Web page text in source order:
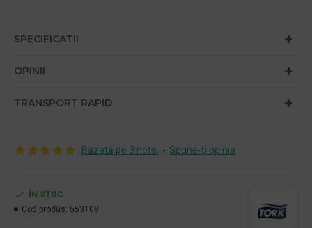
SPECIFICATII
OPINII
TRANSPORT RAPID
Bazată pe 3 note. - Spune-ţi opinia
ÎN STOC
Cod produs: 553108